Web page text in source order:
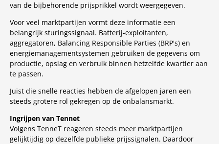
van de bijbehorende prijsprikkel wordt weergegeven.
Voor veel marktpartijen vormt deze informatie een
belangrijk sturingssignaal. Batterij-exploitanten,
aggregatoren, Balancing Responsible Parties (BRP's) en
energiemanagementsystemen gebruiken de gegevens om
productie, opslag en verbruik binnen hetzelfde kwartier aan
te passen.
Juist die snelle reacties hebben de afgelopen jaren een
steeds grotere rol gekregen op de onbalansmarkt.
Ingrijpen van Tennet
Volgens TenneT reageren steeds meer marktpartijen
gelijktijdig op dezelfde publieke prijssignalen. Daardoor